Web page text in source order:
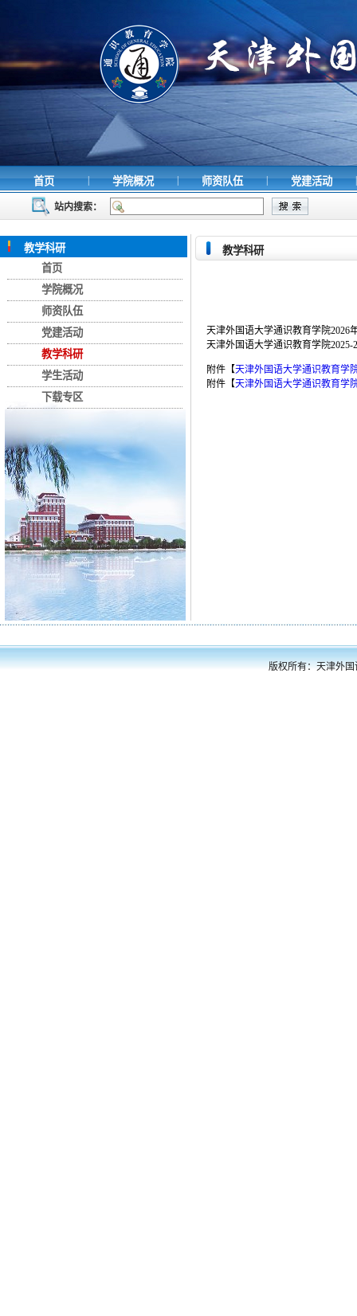
首页 | 学院概况 | 师资队伍 | 党建活动 |
站内搜索：
教学科研
首页
学院概况
师资队伍
党建活动
教学科研
学生活动
下载专区
教学科研
天津外国语大学通识教育学院2026
天津外国语大学通识教育学院
附件【天津外国语大学通识教育学
附件【天津外国语大学通识教育学
版权所有：天津外